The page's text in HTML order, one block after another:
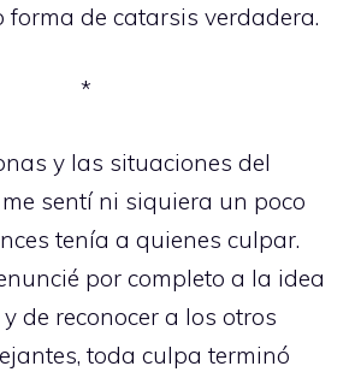
forma de catarsis verdadera.
*
y las situaciones del
sentí ni siquiera un poco
tenía a quienes culpar.
por completo a la idea
de reconocer a los otros
toda culpa terminó